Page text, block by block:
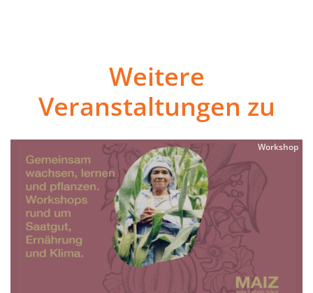
Weitere
Veranstaltungen zu
Workshop